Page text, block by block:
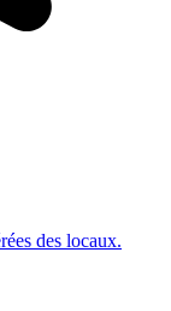
des locaux.